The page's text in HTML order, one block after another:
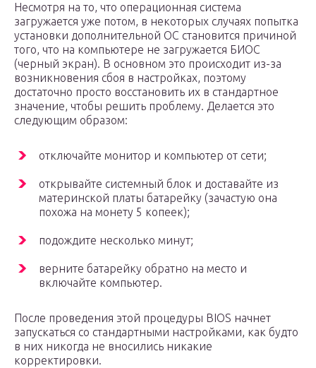
Несмотря на то, что операционная система
загружается уже потом, в некоторых случаях попытка
установки дополнительной ОС становится причиной
того, что на компьютере не загружается БИОС
(черный экран). В основном это происходит из-за
возникновения сбоя в настройках, поэтому
достаточно просто восстановить их в стандартное
значение, чтобы решить проблему. Делается это
следующим образом:
отключайте монитор и компьютер от сети;
открывайте системный блок и доставайте из
материнской платы батарейку (зачастую она
похожа на монету 5 копеек);
подождите несколько минут;
верните батарейку обратно на место и
включайте компьютер.
После проведения этой процедуры BIOS начнет
запускаться со стандартными настройками, как будто
в них никогда не вносились никакие
корректировки.